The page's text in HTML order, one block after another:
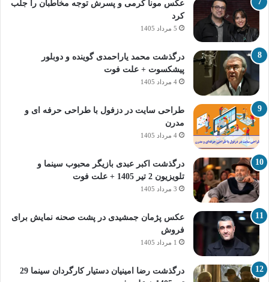
عکس مونا کرمی و پسرش توجه مخاطبان را جلب
کرد
5 مرداد 1405
درگذشت محمد یاراحمدی گوینده و دوبلور
پیشکسوت + علت فوت
4 مرداد 1405
طراحی سایت در دزفول با طراحی حرفه‌ ای و
مدرن
4 مرداد 1405
درگذشت اکبر عبدی بازیگر محبوب سینما و
تلویزیون 2 تیر 1405 + علت فوت
3 مرداد 1405
عکس پژمان جمشیدی در پشت صحنه نمایش برای
فروش
1 مرداد 1405
درگذشت رضا امینیان دستیار کارگردان سینما 29